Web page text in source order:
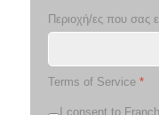
Περιοχή/ες που σας
Terms of Service *
I consent to